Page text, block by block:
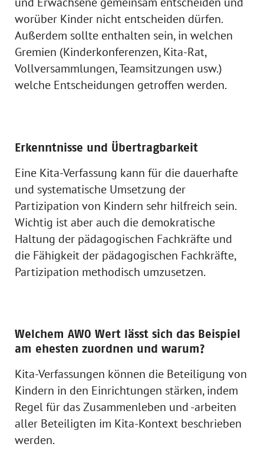
worüber Kinder nicht entscheiden dürfen.
Außerdem sollte enthalten sein, in welchen
Gremien (Kinderkonferenzen, Kita-Rat,
Vollversammlungen, Teamsitzungen usw.)
welche Entscheidungen getroffen werden.
Erkenntnisse und Übertragbarkeit
Eine Kita-Verfassung kann für die dauerhafte
und systematische Umsetzung der
Partizipation von Kindern sehr hilfreich sein.
Wichtig ist aber auch die demokratische
Haltung der pädagogischen Fachkräfte und
die Fähigkeit der pädagogischen Fachkräfte,
Partizipation methodisch umzusetzen.
Welchem AWO Wert lässt sich das Beispiel
am ehesten zuordnen und warum?
Kita-Verfassungen können die Beteiligung von
Kindern in den Einrichtungen stärken, indem
Regel für das Zusammenleben und -arbeiten
aller Beteiligten im Kita-Kontext beschrieben
werden.